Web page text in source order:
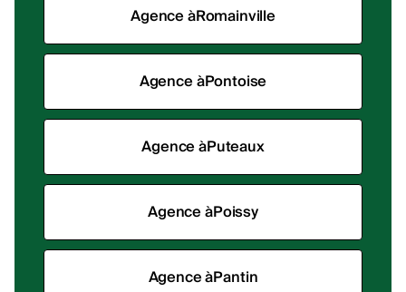
Agence àRomainville
Agence àPontoise
Agence àPuteaux
Agence àPoissy
Agence àPantin